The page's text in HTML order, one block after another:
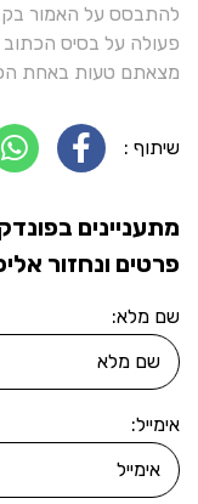
להתבסס על האמור
פעולה על בסיס
מצאתם טעות באחת
שיתוף :
מתעניינים
פרטים ונחזור
שם מלא:
אימייל: